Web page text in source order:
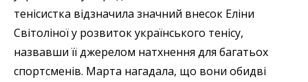
тенісистка відзначила значний внесок Еліни
Світоліної у розвиток українського тенісу,
назвавши її джерелом натхнення для багатьох
спортсменів. Марта нагадала, що вони обидві